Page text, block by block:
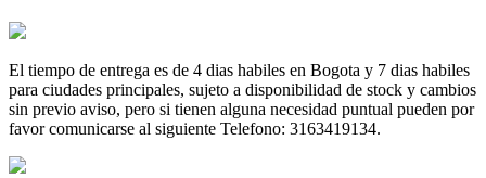
El tiempo de entrega es de 4 dias habiles en Bogota y 7 dias habiles
para ciudades principales, sujeto a disponibilidad de stock y cambios
sin previo aviso, pero si tienen alguna necesidad puntual pueden por
favor comunicarse al siguiente Telefono: 3163419134.